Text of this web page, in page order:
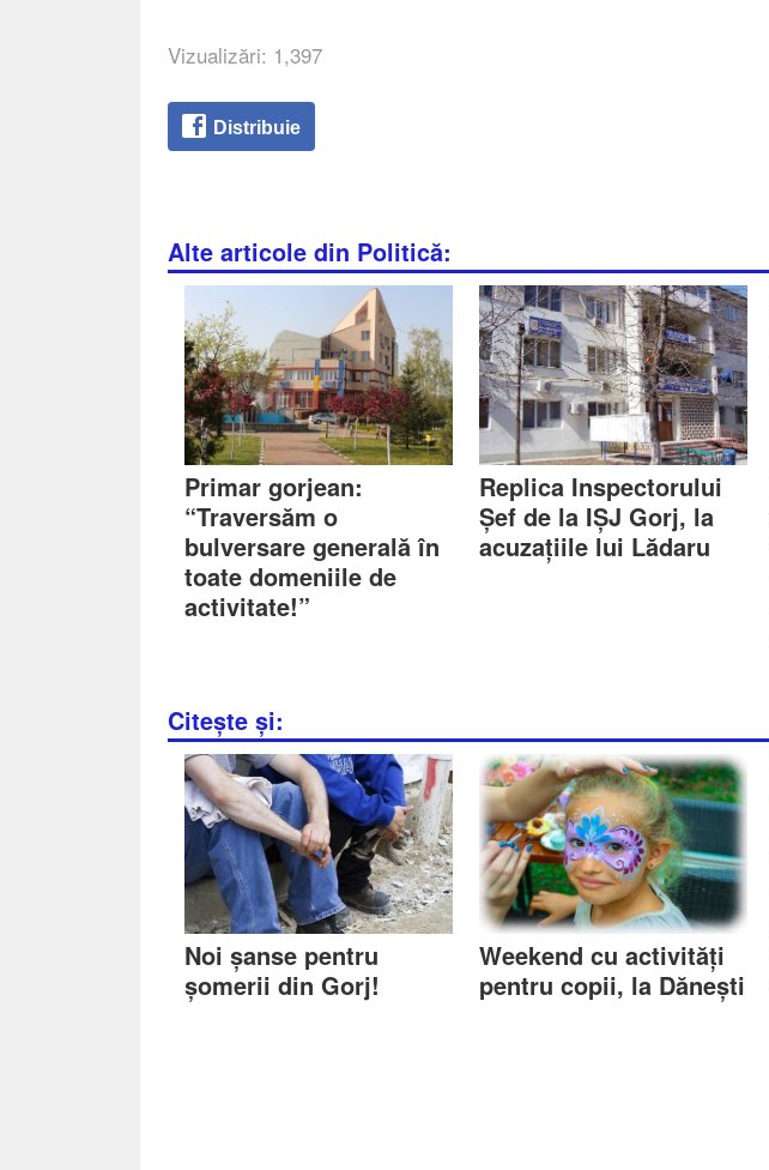
Vizualizări: 1,397
Distribuie
Alte articole din Politică:
Primar gorjean:
“Traversăm o
bulversare generală în
toate domeniile de
activitate!”
Replica Inspectorului
Șef de la IȘJ Gorj, la
acuzațiile lui Lădaru
Citește și:
Noi șanse pentru
șomerii din Gorj!
Weekend cu activități
pentru copii, la Dănești